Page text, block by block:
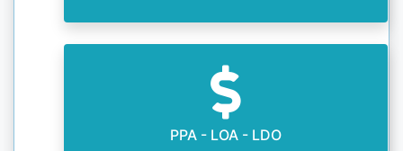
PPA - LOA - LDO